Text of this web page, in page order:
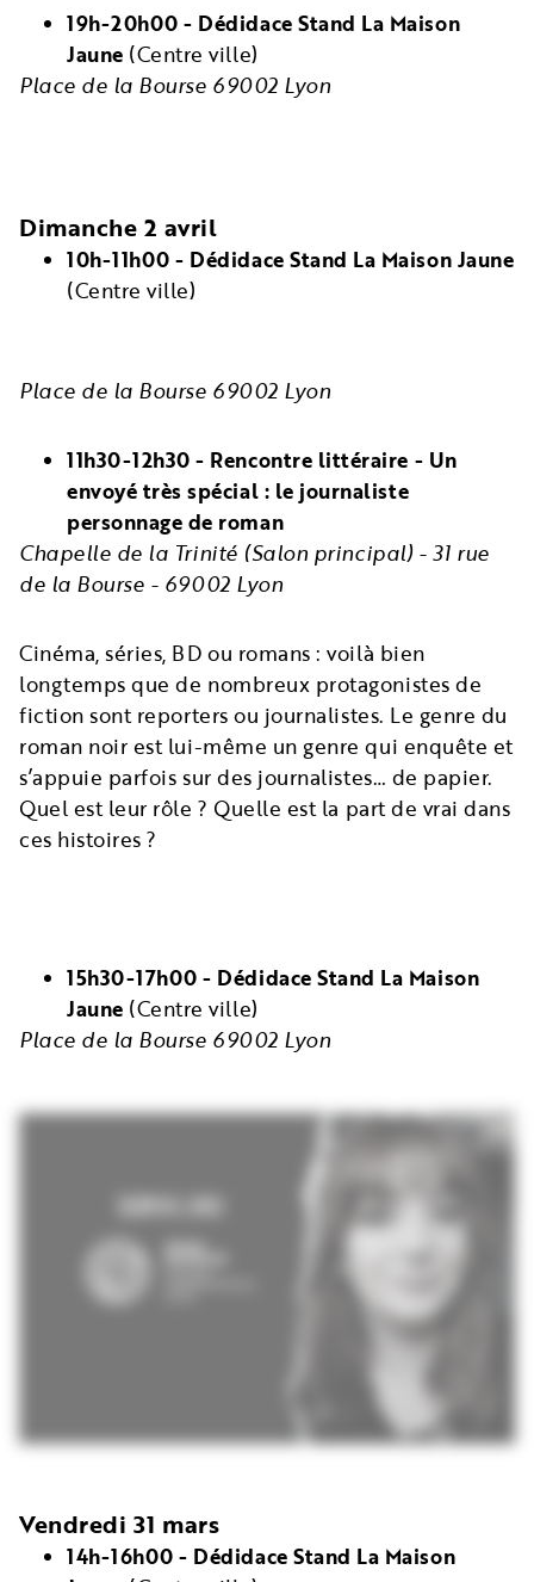
19h-20h00 - Dédidace Stand La Maison
Jaune (Centre ville)
Place de la Bourse 69002 Lyon
Dimanche 2 avril
10h-11h00 - Dédidace Stand La Maison Jaune
(Centre ville)
Place de la Bourse 69002 Lyon
11h30-12h30 - Rencontre littéraire - Un
envoyé très spécial : le journaliste
personnage de roman
Chapelle de la Trinité (Salon principal) - 31 rue
de la Bourse - 69002 Lyon
Cinéma, séries, BD ou romans : voilà bien
longtemps que de nombreux protagonistes de
fiction sont reporters ou journalistes. Le genre du
roman noir est lui-même un genre qui enquête et
s’appuie parfois sur des journalistes… de papier.
Quel est leur rôle ? Quelle est la part de vrai dans
ces histoires ?
15h30-17h00 - Dédidace Stand La Maison
Jaune (Centre ville)
Place de la Bourse 69002 Lyon
Vendredi 31 mars
14h-16h00 - Dédidace Stand La Maison